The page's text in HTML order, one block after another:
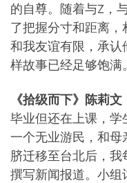
的自尊。随着与Z，
了把握分寸和距离
和我友谊有限，承
样故事已经足够饱满。
《拾级而下》陈莉文
毕业但还在上课，
一个无业游民，和
脐迁移至台北后，
撰写新闻报道。小组